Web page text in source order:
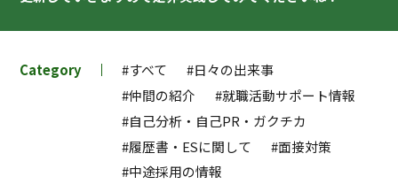
Category #すべて
#日々の出来事
#仲間の紹介
#就職活動サポート情報
#自己分析・自己PR・ガクチカ
#履歴書・ESに関して
#面接対策
#中途採用の情報